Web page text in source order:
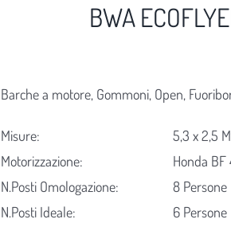
BWA
Barche a motore, Gommoni, Open,
Misure:
Motorizzazione:
N.Posti Omologazione:
N.Posti Ideale:
5,3 x 2,5
Honda BF
8 Persone
6 Persone